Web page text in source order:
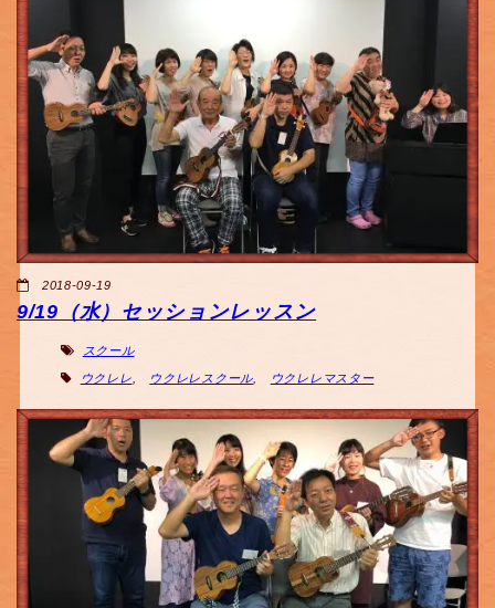
2018-09-19
9/19（水）セッションレッスン
スクール
ウクレレ, ウクレレスクール, ウクレレマスター